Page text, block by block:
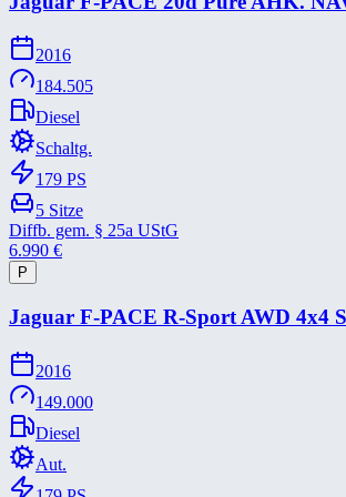
2016
184.505
Diesel
Schaltg.
179 PS
5 Sitze
Diffb. gem. § 25a UStG
6.990 €
P
Jaguar F-​PACE R-​Sport AWD 4x4
2016
149.000
Diesel
Aut.